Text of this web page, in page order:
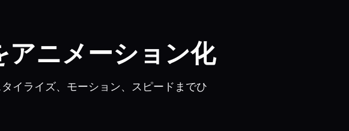
ニメーション化
イライズ、モーション、スピードまでひ